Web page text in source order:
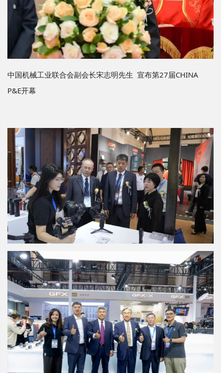
中国机械工业联合会副会长宋志明先生 宣布第27届CHINA
P&E开幕